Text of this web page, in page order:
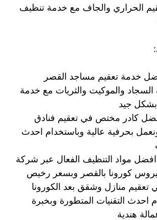
الحراري والجاف مع خدمة تنظيف
خدمة تعقيم مساجد القصر
والموكيت والثريات مع خدمة
بشكل جيد
كادر مختص في تعقيم فنادق
بحرفية عالية وباستخدام احدث
مواد التنظيف الفعال عبر شركة
كورونا بالقصر وبسعر رخيص
تعقيم منازل وشقق بعد الكورونا
احدث التقنيات المتطورة وبخبرة
هندية